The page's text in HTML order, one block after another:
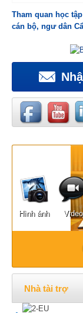
Tham quan học
cán bộ, ngư dân
Hình ảnh Video
Nhà tài trợ